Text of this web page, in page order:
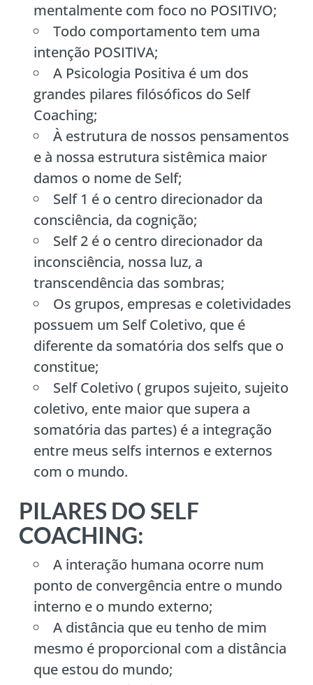
mentalmente com foco no POSITIVO;
Todo comportamento tem uma
intenção POSITIVA;
A Psicologia Positiva é um dos
grandes pilares filósóficos do Self
Coaching;
À estrutura de nossos pensamentos
e à nossa estrutura sistêmica maior
damos o nome de Self;
Self 1 é o centro direcionador da
consciência, da cognição;
Self 2 é o centro direcionador da
inconsciência, nossa luz, a
transcendência das sombras;
Os grupos, empresas e coletividades
possuem um Self Coletivo, que é
diferente da somatória dos selfs que o
constitue;
Self Coletivo ( grupos sujeito, sujeito
coletivo, ente maior que supera a
somatória das partes) é a integração
entre meus selfs internos e externos
com o mundo.
PILARES DO SELF
COACHING:
A interação humana ocorre num
ponto de convergência entre o mundo
interno e o mundo externo;
A distância que eu tenho de mim
mesmo é proporcional com a distância
que estou do mundo;